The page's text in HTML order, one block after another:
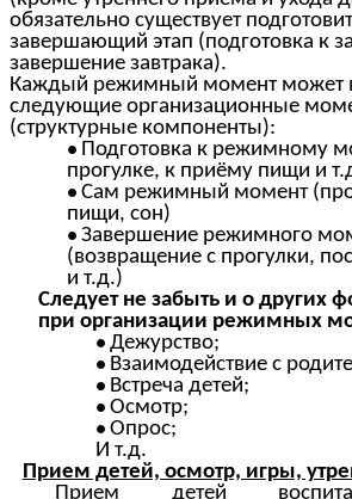
обязательно существует
завершающий этап (подготовка к
завершение завтрака).
Каждый режимный момент может
следующие организационные
(структурные компоненты):
Подготовка к режимному
прогулке, к приёму пищи и
Сам режимный момент
пищи, сон)
Завершение режимного
(возвращение с прогулки,
и т.д.)
Следует не забыть и о других
при организации режимных
Дежурство;
Взаимодействие с
Встреча детей;
Осмотр;
Опрос;
И т.д.
Прием детей, осмотр, игры,
Прием детей